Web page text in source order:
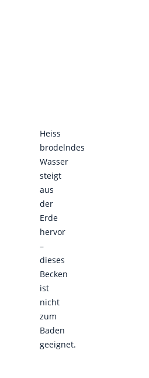
Heiss
brodelndes
Wasser
steigt
aus
der
Erde
hervor
–
dieses
Becken
ist
nicht
zum
Baden
geeignet.